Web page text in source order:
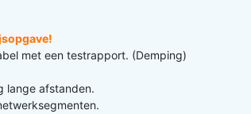
met een testrapport. (Demping)
lange afstanden.